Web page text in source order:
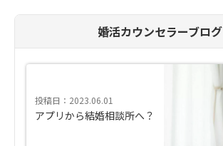
婚活カウンセラーブログ
投稿日：2023.06.01
アプリから結婚相談所へ？